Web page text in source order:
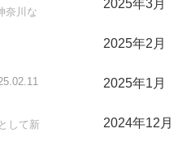
奈川な
して新
2025年3月
2025年2月
2025年1月
2024年12月